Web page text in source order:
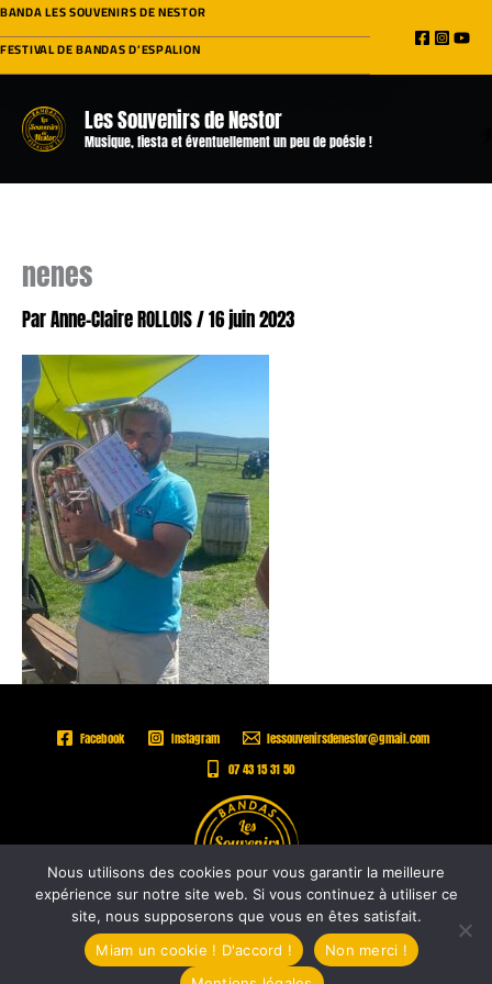
Aller
au
contenu
BANDA LES SOUVENIRS DE NESTOR
FESTIVAL DE BANDAS D’ESPALION
Les Souvenirs de Nestor
Musique, fiesta et éventuellement un peu de poésie !
nenes
ParAnne-Claire ROLLOIS/16 juin 2023
Facebook Instagram
lessouvenirsdenestor@gmail.com
07 43 15 31 50
Copyright © 2026 |Les Souvenirs de Nestor - Mentions légales
Nous utilisons des cookies pour vous garantir la meilleure
expérience sur notre site web. Si vous continuez à utiliser ce
site, nous supposerons que vous en êtes satisfait.
Miam un cookie ! D'accord !
Non merci !